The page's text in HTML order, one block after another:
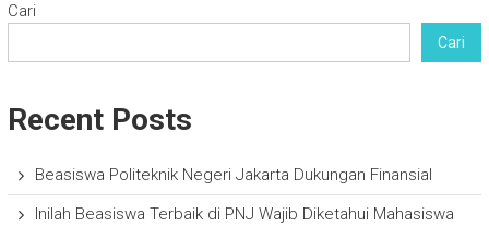
Cari
Cari
Recent Posts
Beasiswa Politeknik Negeri Jakarta Dukungan Finansial
Inilah Beasiswa Terbaik di PNJ Wajib Diketahui Mahasiswa